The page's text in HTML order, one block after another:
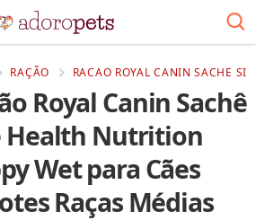
RAÇÃO RACAO ROYAL CANIN SACHE
Royal Canin Sachê
Health Nutrition
Wet para Cães
Raças Médias